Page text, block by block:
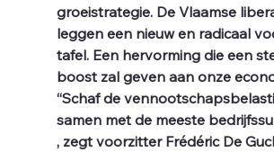
groeistrategie. De Vlaamse
leggen een nieuw en radicaal
tafel. Een hervorming die een
boost zal geven aan onze
“Schaf de
samen met de meeste
, zegt voorzitter Frédéric De